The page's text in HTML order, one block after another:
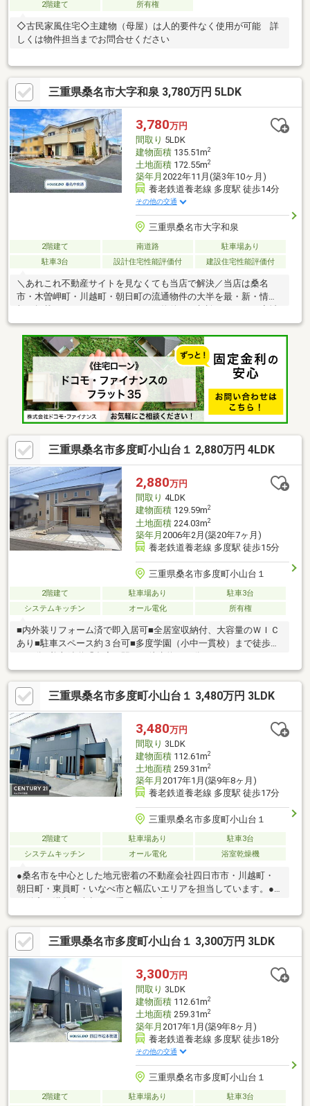
2階建て 所有権
◇古民家風住宅◇主建物（母屋）は人的要件なく使用が可能 詳
しくは物件担当までお問合せください
三重県桑名市大字和泉 3,780万円 5LDK
3,780万円
間取り 5LDK
建物面積135.51m2
土地面積172.55m2
築年月 2022年11月(築3年10ヶ月)
養老鉄道養老線 多度駅 徒歩14分
その他の交通
三重県桑名市大字和泉
2階建て 南道路
駐車場あり
駐車3台
設計住宅性能評価付 建設住宅性能評価付
＼あれこれ不動産サイトを見なくても当店で解決／当店は桑名
市・木曽岬町・川越町・朝日町の流通物件の大半を最・新・情・
南小学校／陽和中学校◆三重交通バス「東和泉」停まで徒歩約5
分◆全居室6帖以上◆エコキュート完備◆南東角地※写真をクリッ
クすると、詳細をご覧いただけます。＝＝＝＝＝＝＝＝＝＝＝＝
＝＝＝＝＝＝＝＝＝＝＝＝＝《失敗しない住宅ローン選び！》豊
富な銀行金利情報を持っていますので、お客様の安心ゆとりのあ
る資金計画をご提案できます。＝＝＝＝＝＝＝＝＝＝＝＝＝＝＝
＝＝＝＝＝＝＝＝＝＝
三重県桑名市多度町小山台１ 2,880万円 4LDK
2,880万円
間取り 4LDK
建物面積129.59m2
土地面積224.03m2
築年月 2006年2月(築20年7ヶ月)
養老鉄道養老線 多度駅 徒歩15分
三重県桑名市多度町小山台１
2階建て 駐車場あり
駐車3台
システムキッチン
オール電化 所有権
■内外装リフォーム済で即入居可■全居室収納付、大容量のＷＩＣ
あり■駐車スペース約３台可■多度学園（小中一貫校）まで徒歩約
三重県桑名市多度町小山台１ 3,480万円 3LDK
3,480万円
間取り 3LDK
建物面積112.61m2
土地面積259.31m2
築年月 2017年1月(築9年8ヶ月)
養老鉄道養老線 多度駅 徒歩17分
三重県桑名市多度町小山台１
2階建て 駐車場あり
駐車3台
システムキッチン
オール電化 浴室乾燥機
●桑名市を中心とした地元密着の不動産会社四日市市・川越町・
朝日町・東員町・いなべ市と幅広いエリアを担当しています。●
イナンシャルプランナー有資格者が在籍●建築知識を持ったスタ
ッフがリフォームの相談も承ります！
三重県桑名市多度町小山台１ 3,300万円 3LDK
3,300万円
間取り 3LDK
建物面積112.61m2
土地面積259.31m2
築年月 2017年1月(築9年8ヶ月)
養老鉄道養老線 多度駅 徒歩18分
その他の交通
三重県桑名市多度町小山台１
2階建て 駐車場あり
駐車3台